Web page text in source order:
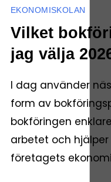
EKONOMISKOLAN
Vilket
jag välja
I dag använder
form av
bokföringen
arbetet och
företagets